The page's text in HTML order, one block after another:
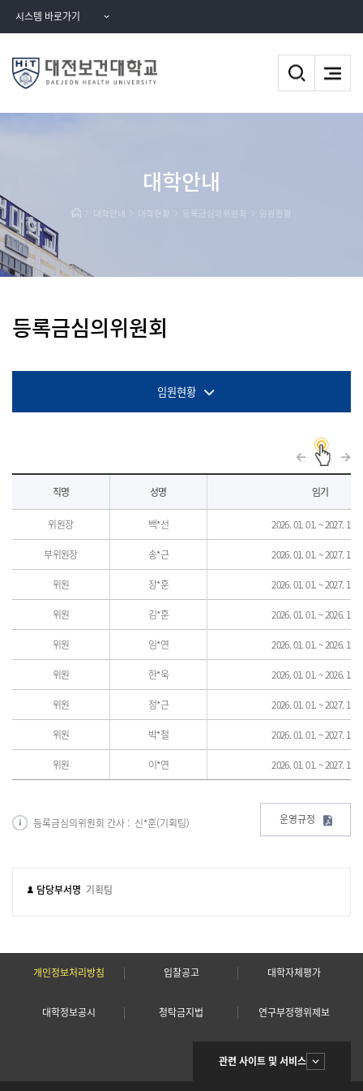
시스템 바로가기
대학안내
대학안내 대학현황 등록금심의위원회 임원현황
등록금심의위원회
임원현황
현
리
트
직명 성명 임기
위원장 백*선 2026. 01. 01. ~ 2027. 12.
부위원장 송*근 2026. 01. 01. ~ 2027. 12.
위원 장*훈 2026. 01. 01. ~ 2027. 12.
위원 김*훈 2026. 01. 01. ~ 2026. 12.
위원 임*연 2026. 01. 01. ~ 2026. 12.
위원 한*욱 2026. 01. 01. ~ 2026. 12.
위원 정*근 2026. 01. 01. ~ 2027. 12.
위원 박*철 2026. 01. 01. ~ 2027. 12.
위원 이*연 2026. 01. 01. ~ 2027. 12.
등록금심의위원회 간사 : 신*훈(기획팀) 운영규정
담당부서명 기획팀
개인정보처리방침 입찰공고 대학자체평가
대학정보공시 청탁금지법 연구부정행위제보
관련 사이트 및 서비스